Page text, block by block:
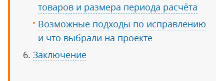
товаров и размера периода расчёта
Возможные подходы по исправлению
и что выбрали на проекте
Заключение